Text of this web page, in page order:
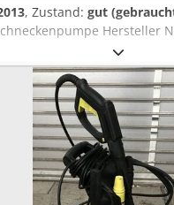
, Zustand: gut
Hersteller
Crjdsillx Dspfx Akcof
2013 Leistung: 3,50
rpm Druck: 16 // 0,10 bar
Pumpe ? Wir haben weitere
Lager - bitte fragen Sie